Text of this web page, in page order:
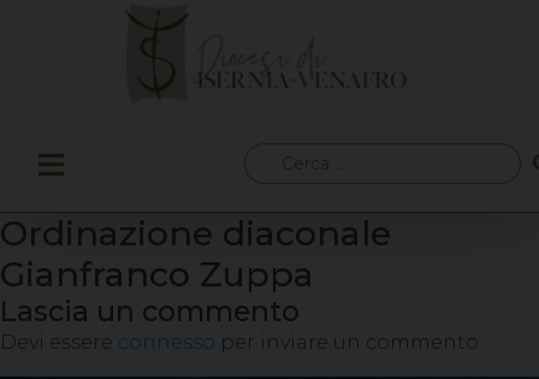
per:
Ordinazione diaconale
Gianfranco Zuppa
Lascia un commento
Devi essere connesso per inviare un commento.